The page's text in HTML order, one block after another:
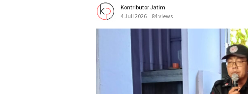
Kontributor Jatim
4 Juli 2026
84 views